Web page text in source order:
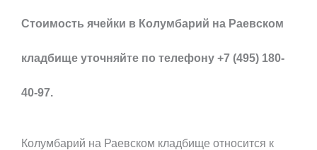
Стоимость ячейки в Колумбарий на Раевском
кладбище уточняйте по телефону +7 (495) 180-
40-97.
Колумбарий на Раевском кладбище относится к